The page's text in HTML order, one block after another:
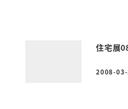
住宅展
投稿日
2008-